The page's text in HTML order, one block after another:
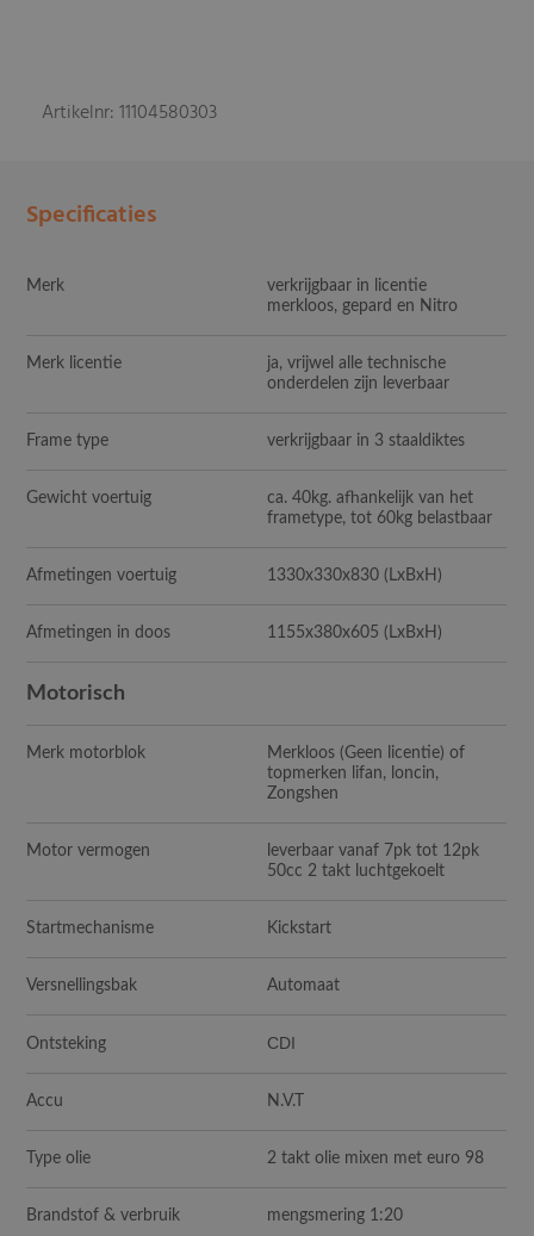
Artikelnr: 11104580303
Specificaties
Merk
verkrijgbaar in licentie
merkloos, gepard en Nitro
Merk licentie
ja, vrijwel alle technische
onderdelen zijn leverbaar
Frame type verkrijgbaar in 3 staaldiktes
Gewicht voertuig
ca. 40kg. afhankelijk van het
frametype, tot 60kg belastbaar
Afmetingen voertuig 1330x330x830(LxBxH)
Afmetingen in doos 1155x380x605(LxBxH)
Motorisch
Merk motorblok
Merkloos (Geen licentie) of
topmerken lifan, loncin,
Zongshen
Motor vermogen
leverbaar vanaf 7pk tot 12pk
50cc 2 takt luchtgekoelt
Startmechanisme Kickstart
Versnellingsbak Automaat
Ontsteking CDI
Accu N.V.T
Type olie 2 takt olie mixen met euro 98
Brandstof & verbruik mengsmering 1:20